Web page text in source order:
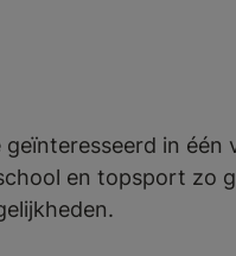
in één
en topsport zo